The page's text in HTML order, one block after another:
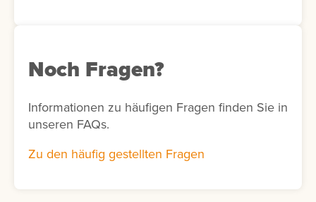
Noch Fragen?
Informationen zu häufigen Fragen finden Sie in
unseren FAQs.
Zu den häufig gestellten Fragen